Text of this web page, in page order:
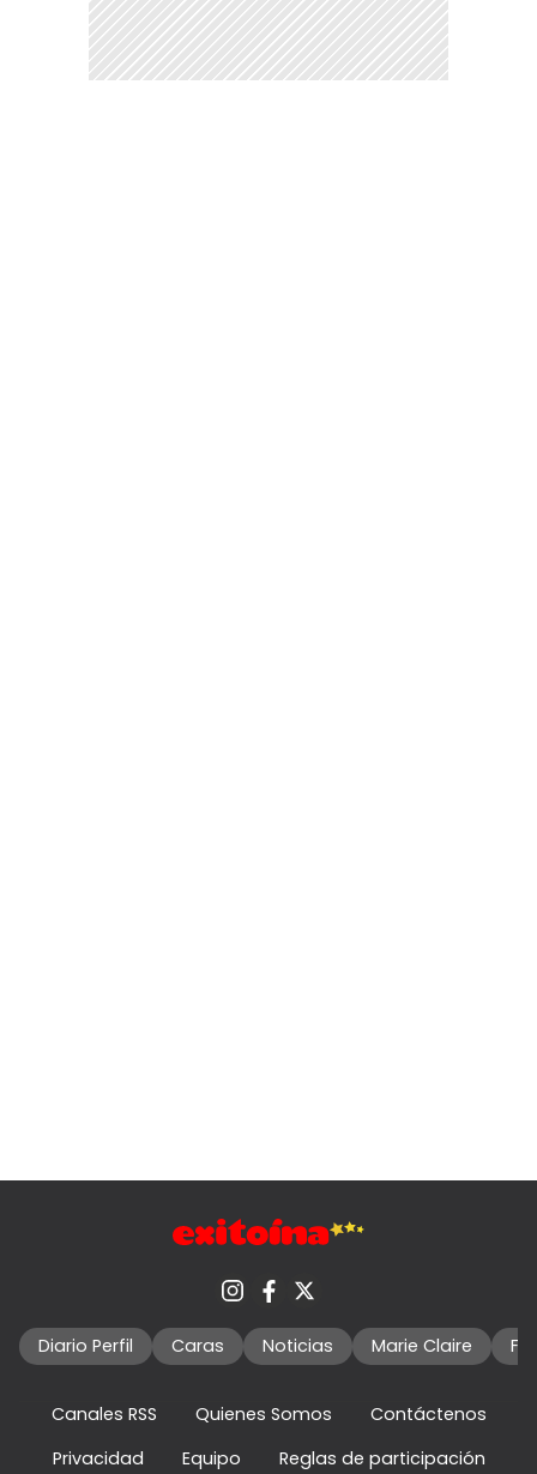
Diario Perfil Caras Noticias Marie Claire
Canales RSS Quienes Somos
Contáctenos
Privacidad
Equipo Reglas de participación